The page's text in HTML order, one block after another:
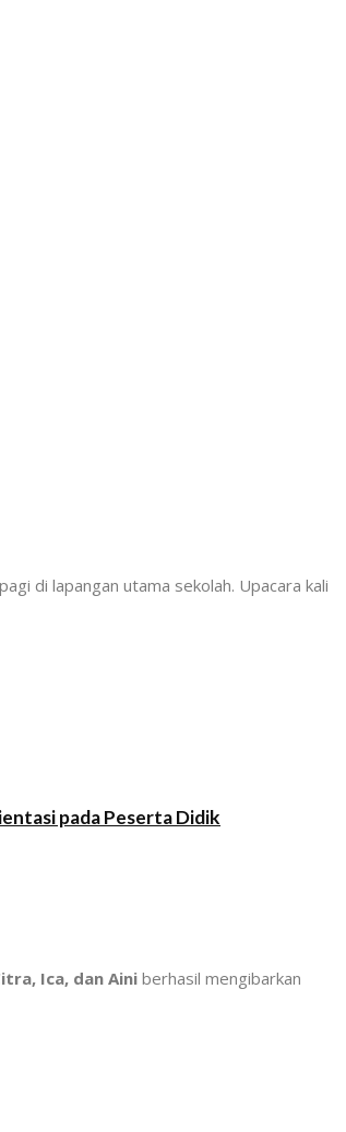
di lapangan utama sekolah. Upacara kali
pada Peserta Didik
Ica, dan Ainiberhasil mengibarkan